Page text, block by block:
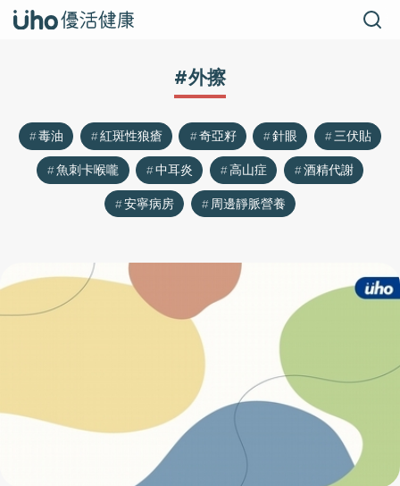
#外擦
毒油 紅斑性狼瘡 奇亞籽 針眼
三伏貼
魚刺卡喉嚨
中耳炎 高山症
酒精代謝
安寧病房
周邊靜脈營養